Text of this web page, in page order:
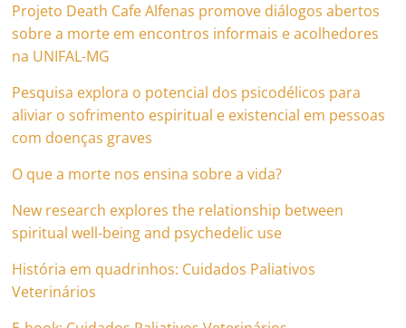
Projeto Death Cafe Alfenas promove diálogos abertos
sobre a morte em encontros informais e acolhedores
na UNIFAL-MG
Pesquisa explora o potencial dos psicodélicos para
aliviar o sofrimento espiritual e existencial em pessoas
com doenças graves
O que a morte nos ensina sobre a vida?
New research explores the relationship between
spiritual well-being and psychedelic use
História em quadrinhos: Cuidados Paliativos
Veterinários